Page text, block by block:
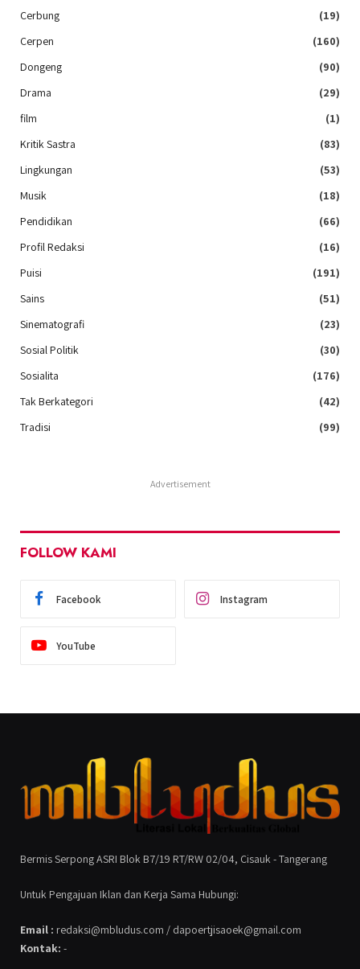
Cerbung
(19)
Cerpen
(160)
Dongeng
(90)
Drama
(29)
film
(1)
Kritik Sastra
(83)
Lingkungan
(53)
Musik
(18)
Pendidikan
(66)
Profil Redaksi
(16)
Puisi
(191)
Sains
(51)
Sinematografi
(23)
Sosial Politik
(30)
Sosialita
(176)
Tak Berkategori
(42)
Tradisi
(99)
Advertisement
FOLLOW KAMI
Facebook Instagram
YouTube
Bermis Serpong ASRI Blok B7/19 RT/RW 02/04, Cisauk - Tangerang
Untuk Pengajuan Iklan dan Kerja Sama Hubungi:
Email : redaksi@mbludus.com / dapoertjisaoek@gmail.com
Kontak: -